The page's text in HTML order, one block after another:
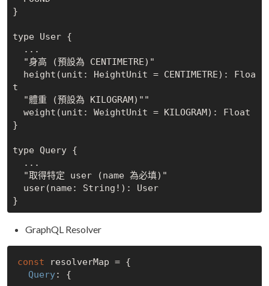
}
type User {
t
}
type Query {
GraphQL Resolver
const resolverMap = {
Query: {